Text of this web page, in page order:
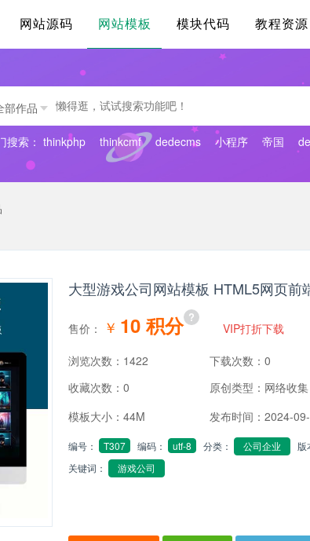
网站源码 网站模板 模块代码 教程资源
部作品
搜索： thinkphp thinkcmf dedecms 小程序 帝国
大型游戏公司网站模板 HTML5网页前
售价： ￥ 10 积分 VIP打折下载
浏览次数： 1422 下载次数： 0
收藏次数： 0 原创类型： 网络收集
模板大小： 44M 发布时间： 2024-
编号： T307 编码： utf-8 分类： 公司企业 版
关键词：
游戏公司